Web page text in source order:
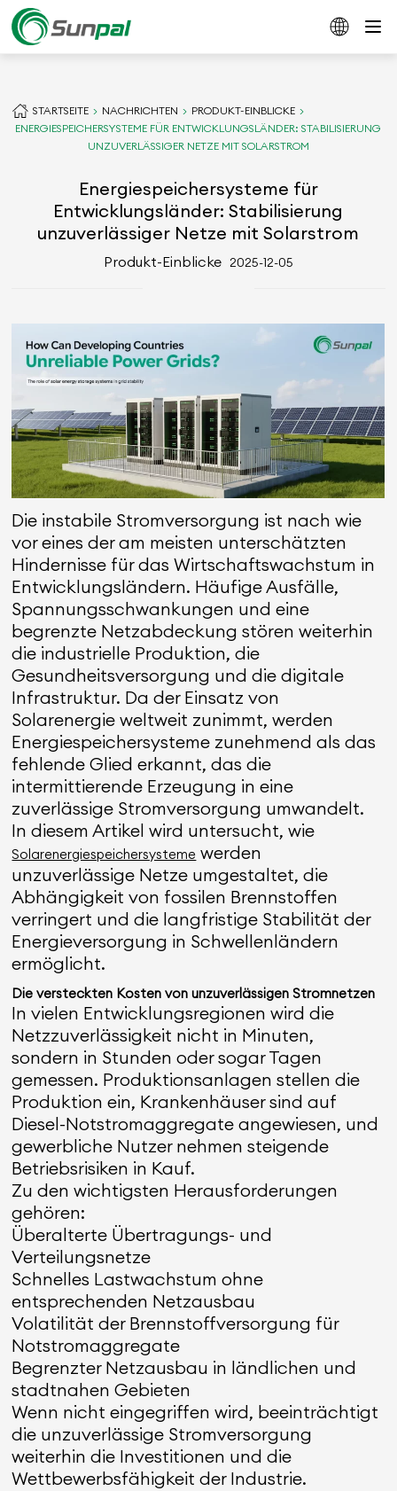
STARTSEITE NACHRICHTEN
PRODUKT-EINBLICKE
ENERGIESPEICHERSYSTEME FÜR ENTWICKLUNGSLÄNDER: STABILISIERUNG
UNZUVERLÄSSIGER NETZE MIT SOLARSTROM
Energiespeichersysteme für
Entwicklungsländer: Stabilisierung
unzuverlässiger Netze mit Solarstrom
Produkt-Einblicke 2025-12-05
Die instabile Stromversorgung ist nach wie
vor eines der am meisten unterschätzten
Hindernisse für das Wirtschaftswachstum in
Entwicklungsländern. Häufige Ausfälle,
Spannungsschwankungen und eine
begrenzte Netzabdeckung stören weiterhin
die industrielle Produktion, die
Gesundheitsversorgung und die digitale
Infrastruktur. Da der Einsatz von
Solarenergie weltweit zunimmt, werden
Energiespeichersysteme zunehmend als das
fehlende Glied erkannt, das die
intermittierende Erzeugung in eine
zuverlässige Stromversorgung umwandelt.
In diesem Artikel wird untersucht, wie
Solarenergiespeichersysteme werden
unzuverlässige Netze umgestaltet, die
Abhängigkeit von fossilen Brennstoffen
verringert und die langfristige Stabilität der
Energieversorgung in Schwellenländern
ermöglicht.
Die versteckten Kosten von unzuverlässigen Stromnetzen
In vielen Entwicklungsregionen wird die
Netzzuverlässigkeit nicht in Minuten,
sondern in Stunden oder sogar Tagen
gemessen. Produktionsanlagen stellen die
Produktion ein, Krankenhäuser sind auf
Diesel-Notstromaggregate angewiesen, und
gewerbliche Nutzer nehmen steigende
Betriebsrisiken in Kauf.
Zu den wichtigsten Herausforderungen
gehören:
Überalterte Übertragungs- und
Verteilungsnetze
Schnelles Lastwachstum ohne
entsprechenden Netzausbau
Volatilität der Brennstoffversorgung für
Notstromaggregate
Begrenzter Netzausbau in ländlichen und
stadtnahen Gebieten
Wenn nicht eingegriffen wird, beeinträchtigt
die unzuverlässige Stromversorgung
weiterhin die Investitionen und die
Wettbewerbsfähigkeit der Industrie.